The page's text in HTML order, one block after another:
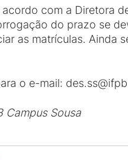
acordo com a Diretora
do prazo se
as matrículas. Ainda
o e-mail:
Campus Sousa